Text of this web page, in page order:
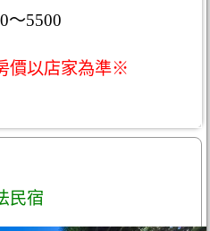
～5500
價以店家為準※
民宿